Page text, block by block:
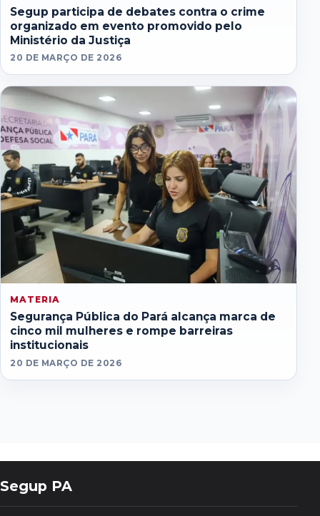
Segup participa de debates contra o crime
organizado em evento promovido pelo
Ministério da Justiça
20 DE MARÇO DE 2026
MATERIA
Segurança Pública do Pará alcança marca de
cinco mil mulheres e rompe barreiras
institucionais
20 DE MARÇO DE 2026
Segup PA